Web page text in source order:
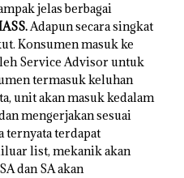
jelas berbagai
Adapun secara singkat
Konsumen masuk ke
Service Advisor untuk
termasuk keluhan
unit akan masuk kedalam
mengerjakan sesuai
ternyata terdapat
list, mekanik akan
dan SA akan